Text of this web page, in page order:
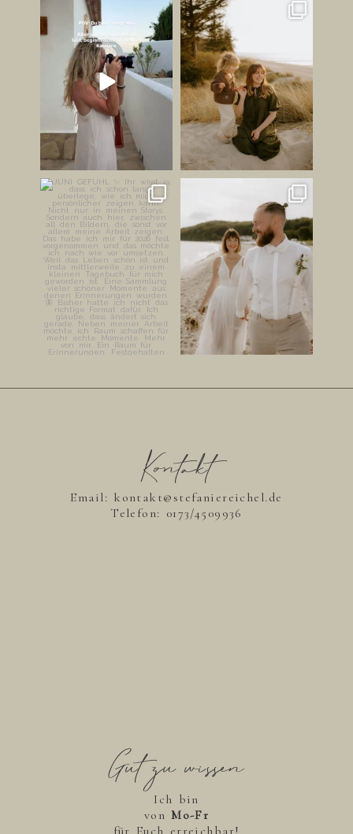
Ich bin jetzt Influencer. ✌🏻
Jetzt mal...
179 42
Die schönsten Bilder
entstehen oft dann, wenn...
247
JUNI GEFÜHL ✨
Ihr wisst ja, dass ich schon
149 26
HABT IHR LUST AUF EINEN
STRANDSPAZIERGANG AN
EUREM...
212 23
Kontakt
Email: kontakt@stefaniereichel.de
Telefon: 0173/4509936
Gut zu wissen
Ich bin
vonMo-Fr
für Euch erreichbar!